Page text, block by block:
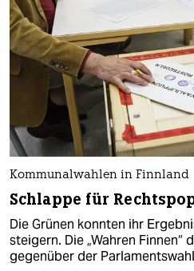
Kommunalwahlen in Finnland
Schlappe für
Die Grünen konnten ihr
steigern. Die „Wahren Finnen“
gegenüber der